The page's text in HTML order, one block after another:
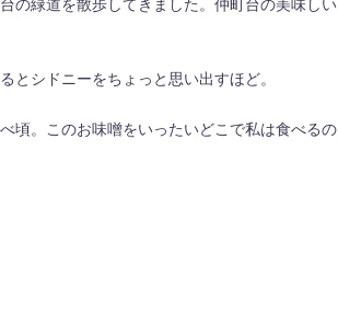
の緑道を散歩してきました。仲町台の美味しい
とシドニーをちょっと思い出すほど。
頃。このお味噌をいったいどこで私は食べるの